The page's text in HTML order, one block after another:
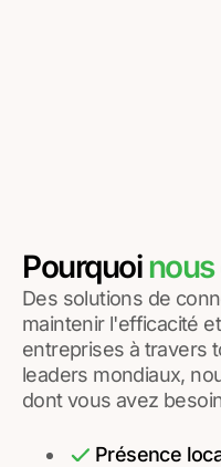
Pourquoi
Des solutions de
maintenir l'efficacité
entreprises à travers
leaders mondiaux,
dont vous avez
Présence